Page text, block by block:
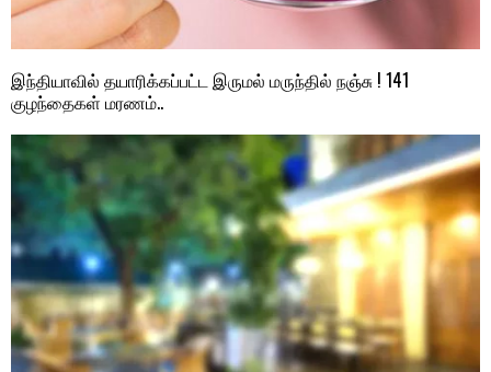
இந்தியாவில் தயாரிக்கப்பட்ட இருமல் மருந்தில் நஞ்சு ! 141
குழந்தைகள் மரணம்..